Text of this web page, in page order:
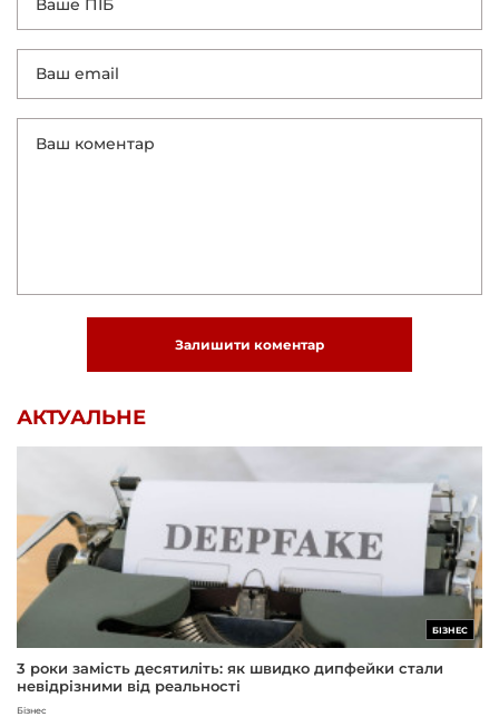
Залишити коментар
АКТУАЛЬНЕ
БІЗНЕС
3 роки замість десятиліть: як швидко дипфейки стали
невідрізними від реальності
Бізнес